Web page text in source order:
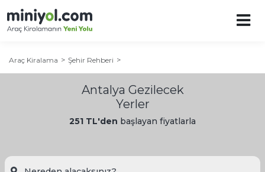
Araç Kiralama Şehir Rehberi
Antalya Gezilecek
Yerler
251 TL'den başlayan fiyatlarla